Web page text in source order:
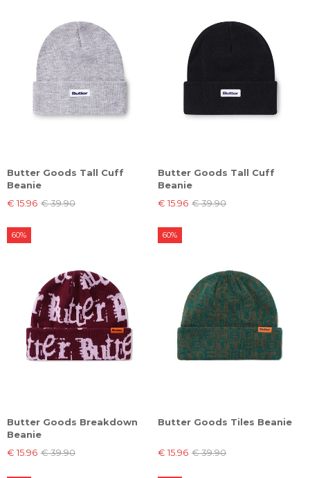
Butter Goods Tall Cuff
Beanie
€ 15.96 € 39.90
Butter Goods Tall Cuff
Beanie
€ 15.96 € 39.90
Butter Goods Breakdown
Beanie
€ 15.96 € 39.90
60%
Butter Goods Tiles Beanie
€ 15.96 € 39.90
60%